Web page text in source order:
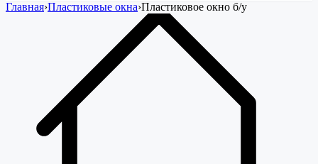
Главная›Пластиковые окна›Пластиковое окно б/у